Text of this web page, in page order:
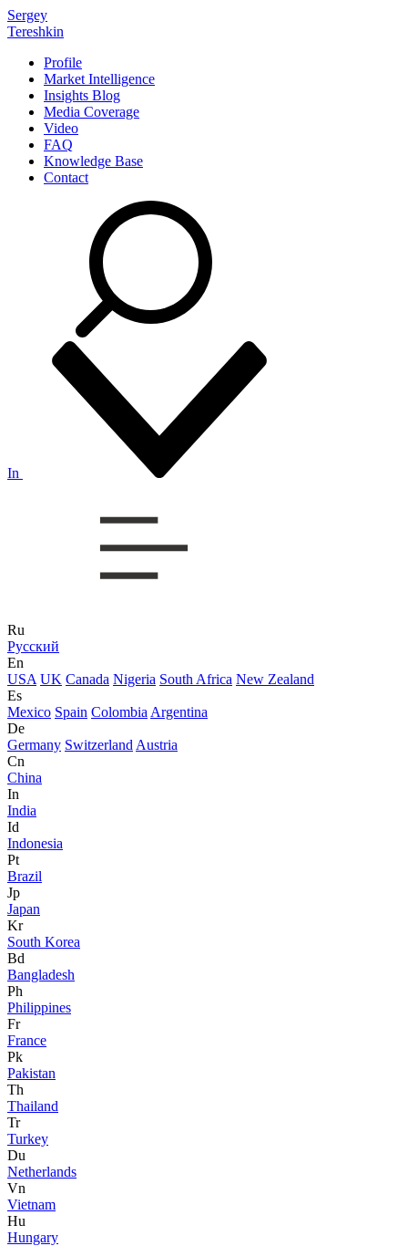
Sergey
Tereshkin
Profile
Market Intelligence
Insights Blog
Media Coverage
Video
FAQ
Knowledge Base
Contact
In
Ru
Русский
En
USA UK Canada Nigeria South Africa New Zealand
Es
Mexico Spain Colombia Argentina
De
Germany Switzerland Austria
Cn
China
In
India
Id
Indonesia
Pt
Brazil
Jp
Japan
Kr
South Korea
Bd
Bangladesh
Ph
Philippines
Fr
France
Pk
Pakistan
Th
Thailand
Tr
Turkey
Du
Netherlands
Vn
Vietnam
Hu
Hungary